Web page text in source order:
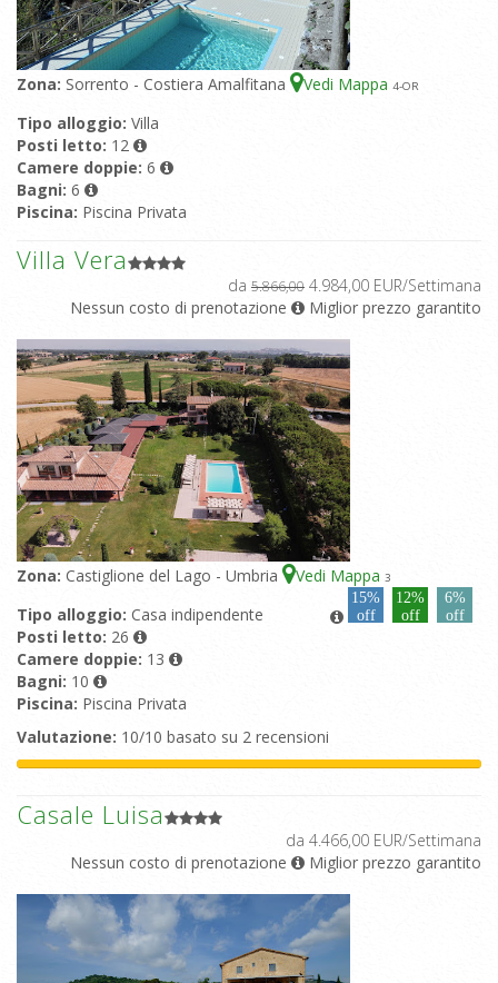
Zona: Sorrento - Costiera Amalfitana Vedi Mappa 4-OR
Tipo alloggio: Villa
Posti letto: 12
Camere doppie: 6
Bagni: 6
Piscina: Piscina Privata
Villa Vera
da 5.866,00 4.984,00 EUR/Settimana
Nessun costo di prenotazione
Miglior prezzo garantito
Zona: Castiglione del Lago - Umbria Vedi Mappa 3
15%
off
12%
off
6%
off
Tipo alloggio: Casa indipendente
Posti letto: 26
Camere doppie: 13
Bagni: 10
Piscina: Piscina Privata
Valutazione: 10/10 basato su 2 recensioni
Casale Luisa
da 4.466,00 EUR/Settimana
Nessun costo di prenotazione
Miglior prezzo garantito